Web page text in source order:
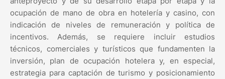
ocupación de mano de obra en hotelería y casino, con
indicación de niveles de remuneración y política de
incentivos. Además, se requiere incluir estudios
técnicos, comerciales y turísticos que fundamenten la
inversión, plan de ocupación hotelera y, en especial,
estrategia para captación de turismo y posicionamiento